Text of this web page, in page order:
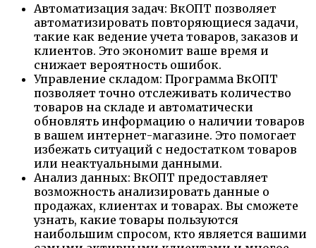
Автоматизация задач: ВкОПТ позволяет
автоматизировать повторяющиеся задачи,
такие как ведение учета товаров, заказов и
клиентов. Это экономит ваше время и
снижает вероятность ошибок.
Управление складом: Программа ВкОПТ
позволяет точно отслеживать количество
товаров на складе и автоматически
обновлять информацию о наличии товаров
в вашем интернет-магазине. Это помогает
избежать ситуаций с недостатком товаров
или неактуальными данными.
Анализ данных: ВкОПТ предоставляет
возможность анализировать данные о
продажах, клиентах и товарах. Вы сможете
узнать, какие товары пользуются
наибольшим спросом, кто является вашими